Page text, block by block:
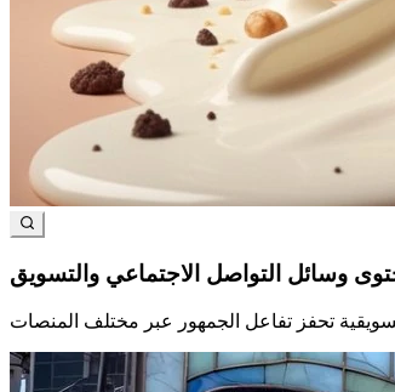
وسائل التواصل الاجتماعي والتسويق